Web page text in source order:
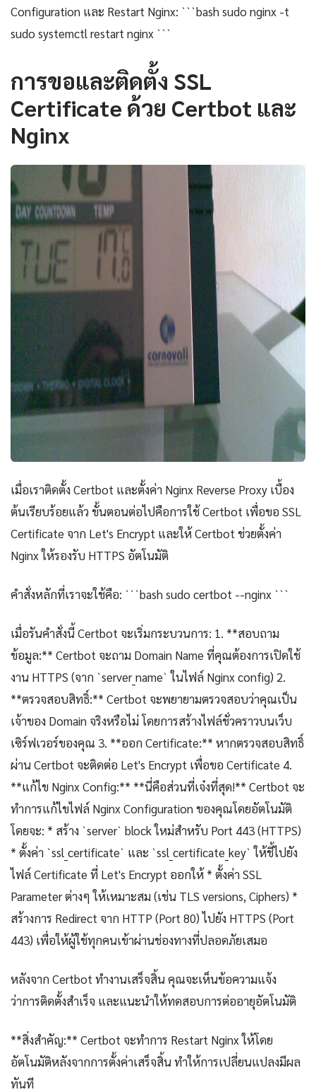
Configuration และ Restart Nginx: ```bash sudo nginx -t
sudo systemctl restart nginx ```
การขอและติดตั้ง SSL
Certificate ด้วย Certbot และ
Nginx
เมื่อเราติดตั้ง Certbot และตั้งค่า Nginx Reverse Proxy เบื้อง
ต้นเรียบร้อยแล้ว ขั้นตอนต่อไปคือการใช้ Certbot เพื่อขอ SSL
Certificate จาก Let's Encrypt และให้ Certbot ช่วยตั้งค่า
Nginx ให้รองรับ HTTPS อัตโนมัติ
คำสั่งหลักที่เราจะใช้คือ: ```bash sudo certbot --nginx ```
เมื่อรันคำสั่งนี้ Certbot จะเริ่มกระบวนการ: 1. **สอบถาม
ข้อมูล:** Certbot จะถาม Domain Name ที่คุณต้องการเปิดใช้
งาน HTTPS (จาก `server_name` ในไฟล์ Nginx config) 2.
**ตรวจสอบสิทธิ์:** Certbot จะพยายามตรวจสอบว่าคุณเป็น
เจ้าของ Domain จริงหรือไม่ โดยการสร้างไฟล์ชั่วคราวบนเว็บ
เซิร์ฟเวอร์ของคุณ 3. **ออก Certificate:** หากตรวจสอบสิทธิ์
ผ่าน Certbot จะติดต่อ Let's Encrypt เพื่อขอ Certificate 4.
**แก้ไข Nginx Config:** **นี่คือส่วนที่เจ๋งที่สุด!** Certbot จะ
ทำการแก้ไขไฟล์ Nginx Configuration ของคุณโดยอัตโนมัติ
โดยจะ: * สร้าง `server` block ใหม่สำหรับ Port 443 (HTTPS)
* ตั้งค่า `ssl_certificate` และ `ssl_certificate_key` ให้ชี้ไปยัง
ไฟล์ Certificate ที่ Let's Encrypt ออกให้ * ตั้งค่า SSL
Parameter ต่างๆ ให้เหมาะสม (เช่น TLS versions, Ciphers) *
สร้างการ Redirect จาก HTTP (Port 80) ไปยัง HTTPS (Port
443) เพื่อให้ผู้ใช้ทุกคนเข้าผ่านช่องทางที่ปลอดภัยเสมอ
หลังจาก Certbot ทำงานเสร็จสิ้น คุณจะเห็นข้อความแจ้ง
ว่าการติดตั้งสำเร็จ และแนะนำให้ทดสอบการต่ออายุอัตโนมัติ
**สิ่งสำคัญ:** Certbot จะทำการ Restart Nginx ให้โดย
อัตโนมัติหลังจากการตั้งค่าเสร็จสิ้น ทำให้การเปลี่ยนแปลงมีผล
ทันที